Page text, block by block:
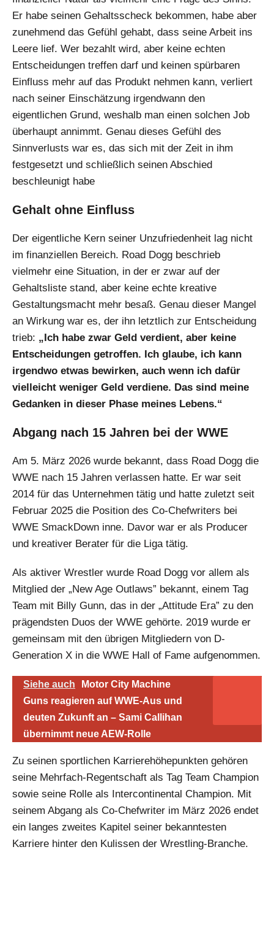
Er habe seinen Gehaltsscheck bekommen, habe aber
zunehmend das Gefühl gehabt, dass seine Arbeit ins
Leere lief. Wer bezahlt wird, aber keine echten
Entscheidungen treffen darf und keinen spürbaren
Einfluss mehr auf das Produkt nehmen kann, verliert
nach seiner Einschätzung irgendwann den
eigentlichen Grund, weshalb man einen solchen Job
überhaupt annimmt. Genau dieses Gefühl des
Sinnverlusts war es, das sich mit der Zeit in ihm
festgesetzt und schließlich seinen Abschied
beschleunigt habe
Gehalt ohne Einfluss
Der eigentliche Kern seiner Unzufriedenheit lag nicht
im finanziellen Bereich. Road Dogg beschrieb
vielmehr eine Situation, in der er zwar auf der
Gehaltsliste stand, aber keine echte kreative
Gestaltungsmacht mehr besaß. Genau dieser Mangel
an Wirkung war es, der ihn letztlich zur Entscheidung
trieb: „Ich habe zwar Geld verdient, aber keine
Entscheidungen getroffen. Ich glaube, ich kann
irgendwo etwas bewirken, auch wenn ich dafür
vielleicht weniger Geld verdiene. Das sind meine
Gedanken in dieser Phase meines Lebens.“
Abgang nach 15 Jahren bei der WWE
Am 5. März 2026 wurde bekannt, dass Road Dogg die
WWE nach 15 Jahren verlassen hatte. Er war seit
2014 für das Unternehmen tätig und hatte zuletzt seit
Februar 2025 die Position des Co-Chefwriters bei
WWE SmackDown inne. Davor war er als Producer
und kreativer Berater für die Liga tätig.
Als aktiver Wrestler wurde Road Dogg vor allem als
Mitglied der „New Age Outlaws” bekannt, einem Tag
Team mit Billy Gunn, das in der „Attitude Era” zu den
prägendsten Duos der WWE gehörte. 2019 wurde er
gemeinsam mit den übrigen Mitgliedern von D-
Generation X in die WWE Hall of Fame aufgenommen.
Siehe auch
Motor City Machine
Guns reagieren auf WWE-Aus und
deuten Zukunft an – Sami Callihan
übernimmt neue AEW-Rolle
Zu seinen sportlichen Karrierehöhepunkten gehören
seine Mehrfach-Regentschaft als Tag Team Champion
sowie seine Rolle als Intercontinental Champion. Mit
seinem Abgang als Co-Chefwriter im März 2026 endet
ein langes zweites Kapitel seiner bekanntesten
Karriere hinter den Kulissen der Wrestling-Branche.